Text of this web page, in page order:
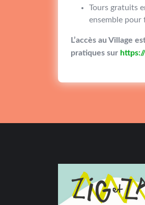
Tours gratuits
ensemble pour
L’accès au Village
pratiques sur